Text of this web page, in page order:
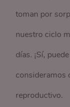
toman por
nuestro ciclo
días. ¡Sí,
consideramos
reproductivo.